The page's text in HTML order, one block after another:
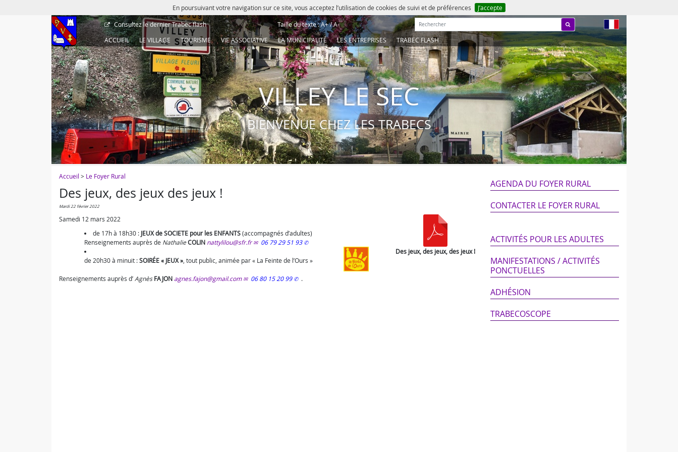
En poursuivant votre navigation sur ce site, vous acceptez l’utilisation de cookies de suivi et de préférences J’accepte
Consultez le dernierTrabec flash Taille du texte :A+/A- Rechercher :
ACCUEIL
LE VILLAGE TOURISME VIE ASSOCIATIVE LA MUNICIPALITÉ LES ENTREPRISES TRABEC FLASH
VILLEY LE SEC
BIENVENUE CHEZ LES TRABECS
Accueil > Le Foyer Rural
Des jeux, des jeux des jeux !
mardi 22 février 2022
Des jeux, des jeux, des jeux !
Samedi 12 mars 2022
de 17h à 18h30 : JEUX de SOCIETE pour les ENFANTS(accompagnés d’adultes)
Renseignements auprès de NathalieCOLIN nattylilou@sfr.fr 06 79 29 51 93
de 20h30 à minuit :SOIRÉE « JEUX » , tout public, animée par « La Feinte de l’Ours »
Renseignements auprès d’ Agnès FAJON agnes.fajon@gmail.com 06 80 15 20 99 .
AGENDA DU FOYER RURAL
CONTACTER LE FOYER RURAL
ACTIVITÉS POUR LES ADULTES
MANIFESTATIONS / ACTIVITÉS
PONCTUELLES
ADHÉSION
TRABECOSCOPE